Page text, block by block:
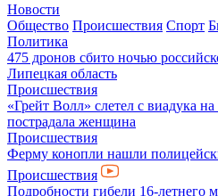
Новости
Общество Происшествия Спорт
Политика
475 дронов сбито ночью
Липецкая область
Происшествия
«Грейт Волл» слетел с виадука
пострадала женщина
Происшествия
Ферму конопли нашли
Происшествия
Подробности гибели 16-летнего